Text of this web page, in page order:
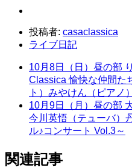
投稿者: casaclassica
ライブ日記
10月8日（日）昼の部
Classica 愉快な仲間た
ト）みやけん（ピアノ
10月9日（月）昼の部
今川英悟（テューバ）
ル♪コンサート Vol.3～
関連記事